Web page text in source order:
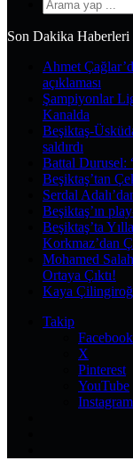
Son Dakika Haberleri
Ahmet
açıklaması
Şampiyonlar
Kanalda
Beşiktaş-
saldırdı
Battal Durusel:
Beşiktaş’tan
Serdal
Beşiktaş’ın
Beşiktaş’ta
Korkmaz’dan
Mohamed
Ortaya Çıktı!
Kaya
Takip
Facebook
X
Pinterest
YouTube
Instagram